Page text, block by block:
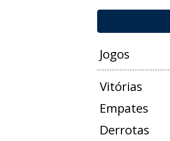
Jogos
Vitórias
Empates
Derrotas